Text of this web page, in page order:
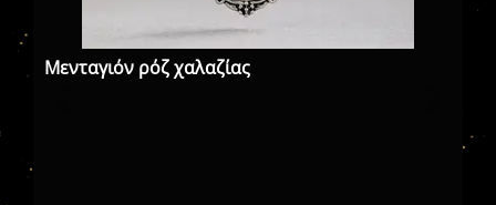
Μενταγιόν ρόζ χαλαζίας